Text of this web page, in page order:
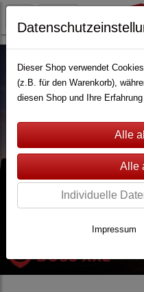
Dieser Shop verwendet
(z.B. für den Warenkorb),
diesen Shop und Ihre
Individuelle
Impressum